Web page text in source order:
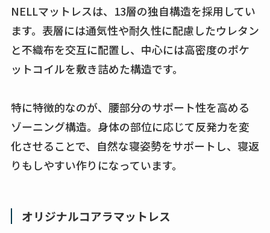
NELLマットレスは、13層の独自構造を採用してい
ます。表層には通気性や耐久性に配慮したウレタン
と不織布を交互に配置し、中心には高密度のポケ
ットコイルを敷き詰めた構造です。
特に特徴的なのが、腰部分のサポート性を高める
ゾーニング構造。身体の部位に応じて反発力を変
化させることで、自然な寝姿勢をサポートし、寝返
りもしやすい作りになっています。
オリジナルコアラマットレス